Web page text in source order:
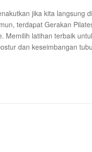
jika kita langsung
terdapat Gerakan
latihan terbaik
dan keseimbangan